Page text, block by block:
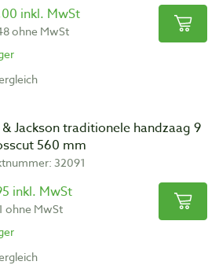
inkl. MwSt
ohne MwSt
Jackson traditionele handzaag 9
560 mm
32091
inkl. MwSt
ohne MwSt